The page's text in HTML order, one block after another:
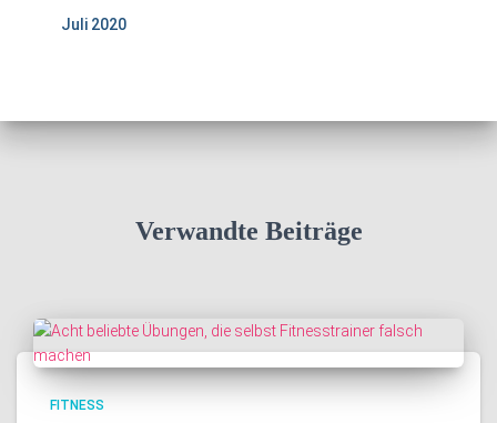
Juli 2020
Verwandte Beiträge
FITNESS